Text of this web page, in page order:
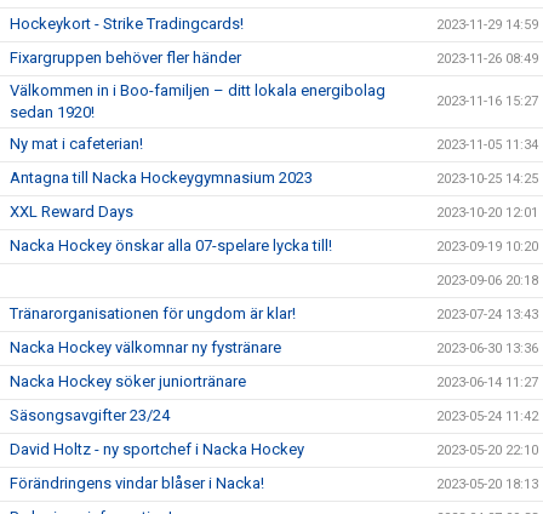
Hockeykort - Strike Tradingcards! 2023-11-29 14:59
Fixargruppen behöver fler händer 2023-11-26 08:49
Välkommen in i Boo-familjen – ditt lokala energibolag
sedan 1920!
2023-11-16 15:27
Ny mat i cafeterian! 2023-11-05 11:34
Antagna till Nacka Hockeygymnasium 2023 2023-10-25 14:25
XXL Reward Days 2023-10-20 12:01
Nacka Hockey önskar alla 07-spelare lycka till! 2023-09-19 10:20
2023-09-06 20:18
Tränarorganisationen för ungdom är klar! 2023-07-24 13:43
Nacka Hockey välkomnar ny fystränare 2023-06-30 13:36
Nacka Hockey söker juniortränare 2023-06-14 11:27
Säsongsavgifter 23/24 2023-05-24 11:42
David Holtz - ny sportchef i Nacka Hockey 2023-05-20 22:10
Förändringens vindar blåser i Nacka! 2023-05-20 18:13